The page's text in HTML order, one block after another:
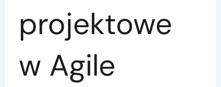
projektowe
w Agile